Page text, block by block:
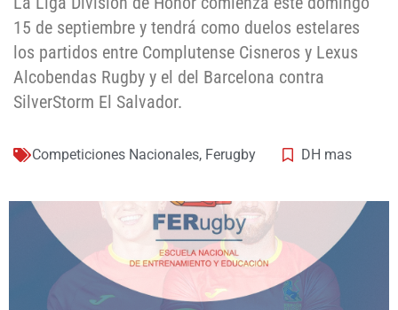
15 de septiembre y tendrá como duelos estelares
los partidos entre Complutense Cisneros y Lexus
Alcobendas Rugby y el del Barcelona contra
SilverStorm El Salvador.
Competiciones Nacionales, Ferugby DH mas